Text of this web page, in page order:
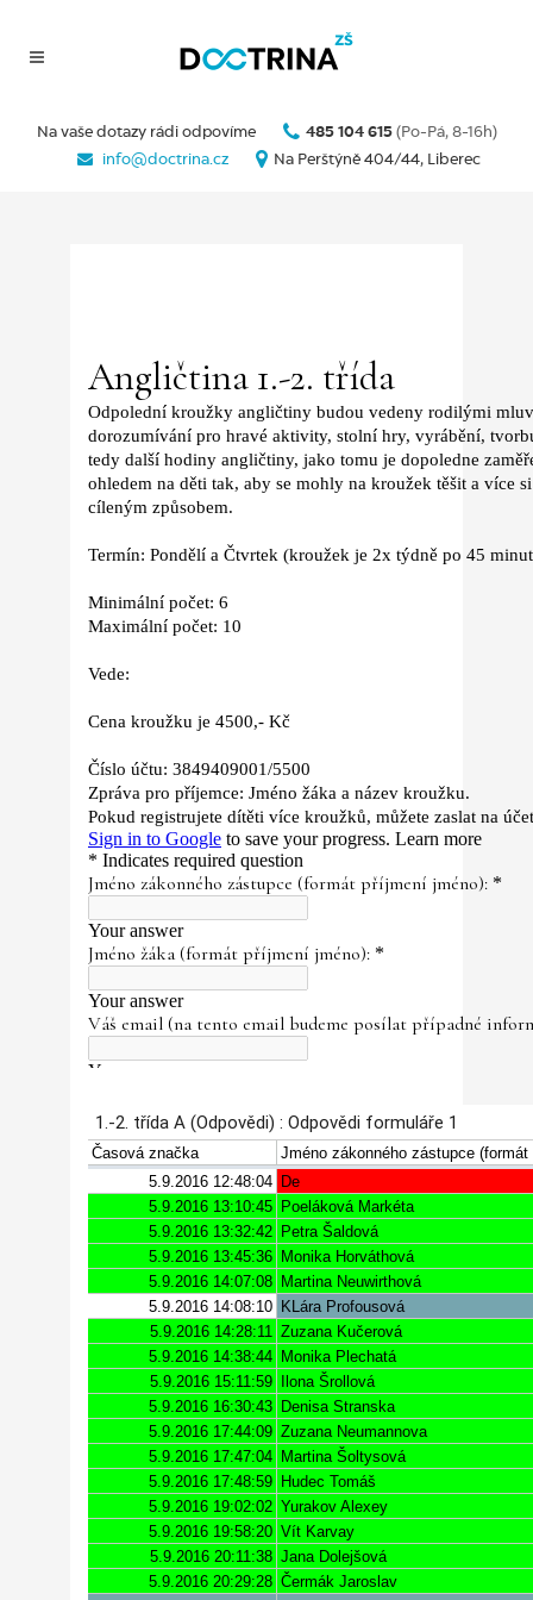
Na vaše dotazy rádi odpovíme 485 104 615 (Po-Pá, 8-16h)
info@doctrina.cz
Na Perštýně 404/44, Liberec